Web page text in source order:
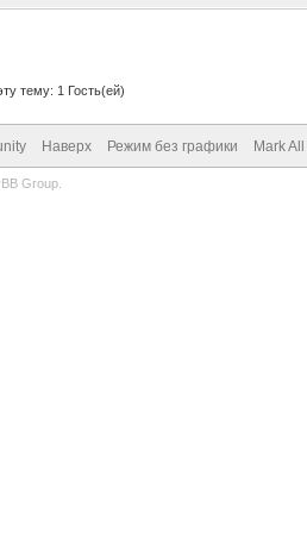
тему: 1 Гость(ей)
Наверх Режим без графики Mark
Group